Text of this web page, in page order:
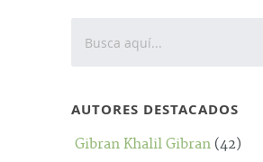
AUTORES DESTACADOS
Gibran Khalil Gibran (42)